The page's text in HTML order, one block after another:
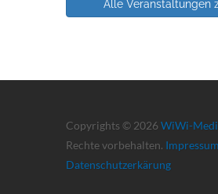
Alle Veranstaltungen
Copyrights © 2026 WiWi-
Rechte vorbehalten. Impressum
Datenschutzerkärung